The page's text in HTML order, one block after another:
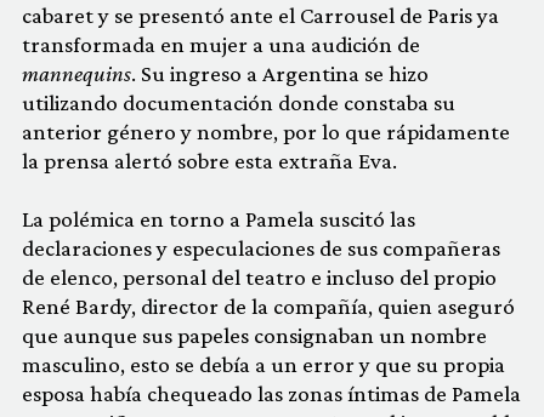
cabaret y se presentó ante el Carrousel de Paris ya
transformada en mujer a una audición de
mannequins. Su ingreso a Argentina se hizo
utilizando documentación donde constaba su
anterior género y nombre, por lo que rápidamente
la prensa alertó sobre esta extraña Eva.
La polémica en torno a Pamela suscitó las
declaraciones y especulaciones de sus compañeras
de elenco, personal del teatro e incluso del propio
René Bardy, director de la compañía, quien aseguró
que aunque sus papeles consignaban un nombre
masculino, esto se debía a un error y que su propia
esposa había chequeado las zonas íntimas de Pamela